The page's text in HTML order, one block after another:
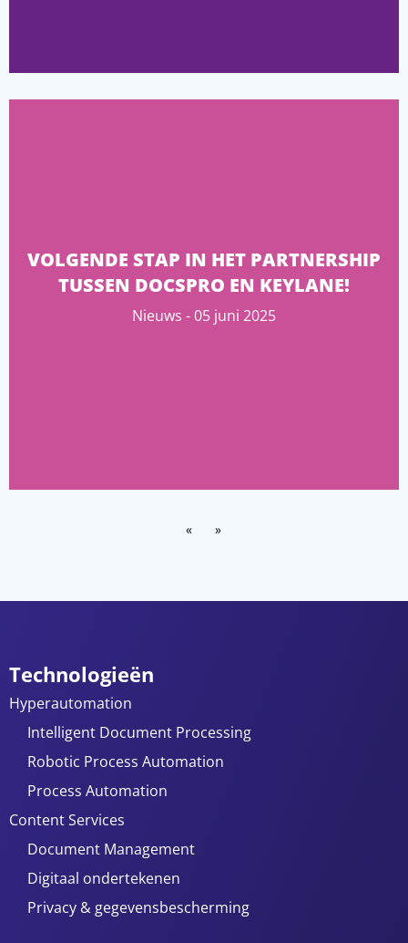
VOLGENDE STAP IN HET PARTNERSHIP
TUSSEN DOCSPRO EN KEYLANE!
Nieuws - 05 juni 2025
« »
Technologieën
Hyperautomation
Intelligent Document Processing
Robotic Process Automation
Process Automation
Content Services
Document Management
Digitaal ondertekenen
Privacy & gegevensbescherming